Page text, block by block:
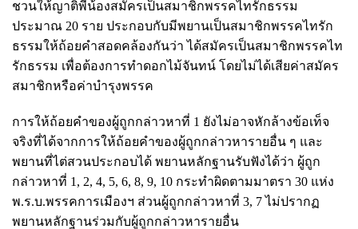
ชวนให้ญาติพี่น้องสมัครเป็นสมาชิกพรรคไทรักธรรม
ประมาณ 20 ราย ประกอบกับมีพยานเป็นสมาชิกพรรคไทรัก
ธรรมให้ถ้อยคำสอดคล้องกันว่า ได้สมัครเป็นสมาชิกพรรคไท
รักธรรม เพื่อต้องการทำดอกไม้จันทน์ โดยไม่ได้เสียค่าสมัคร
สมาชิกหรือค่าบำรุงพรรค
การให้ถ้อยคำของผู้ถูกกล่าวหาที่ 1 ยังไม่อาจหักล้างข้อเท็จ
จริงที่ได้จากการให้ถ้อยคำของผู้ถูกกล่าวหารายอื่น ๆ และ
พยานที่ไต่สวนประกอบได้ พยานหลักฐานรับฟังได้ว่า ผู้ถูก
กล่าวหาที่ 1, 2, 4, 5, 6, 8, 9, 10 กระทำผิดตามมาตรา 30 แห่ง
พ.ร.บ.พรรคการเมืองฯ ส่วนผู้ถูกกล่าวหาที่ 3, 7 ไม่ปรากฏ
พยานหลักฐานร่วมกับผู้ถูกกล่าวหารายอื่น